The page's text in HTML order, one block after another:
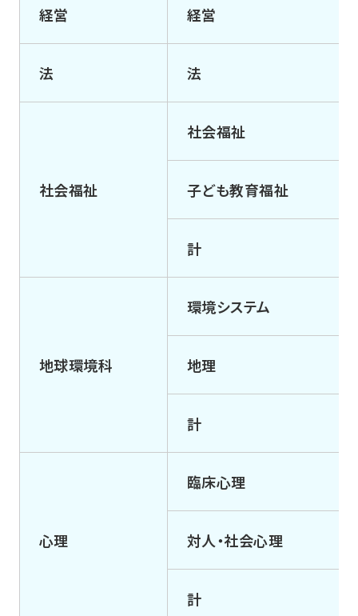
経営 経営
法 法
社会福祉
社会福祉
子ども教育福祉
計
地球環境科
環境システム
地理
計
心理
臨床心理
対人・社会心理
計